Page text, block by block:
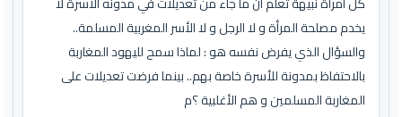
يخدم مصلحة المرأة و لا الرجل و لا الأسر المغربية المسلمة..
والسؤال الذي يفرض نفسه هو : لماذا سمح لليهود المغاربة
بالاحتفاظ بمدونة للأسرة خاصة بهم.. بينما فرضت تعديلات على
المغاربة المسلمين و هم الأغلبية ؟م